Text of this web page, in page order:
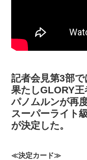
記者会見第3部
果たしGLORY王
パノムルンが再
スーパーライト
が決定した。
≪決定カード≫